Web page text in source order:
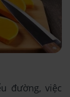
đường, việc